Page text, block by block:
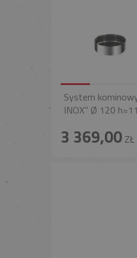
System
INOX" Ø 120
3 369,00ZŁ